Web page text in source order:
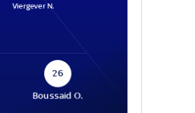
Viergever N.
26
Boussaid O.